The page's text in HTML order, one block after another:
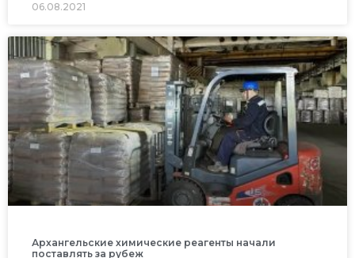
06.08.2021
Архангельские химические реагенты начали
поставлять за рубеж